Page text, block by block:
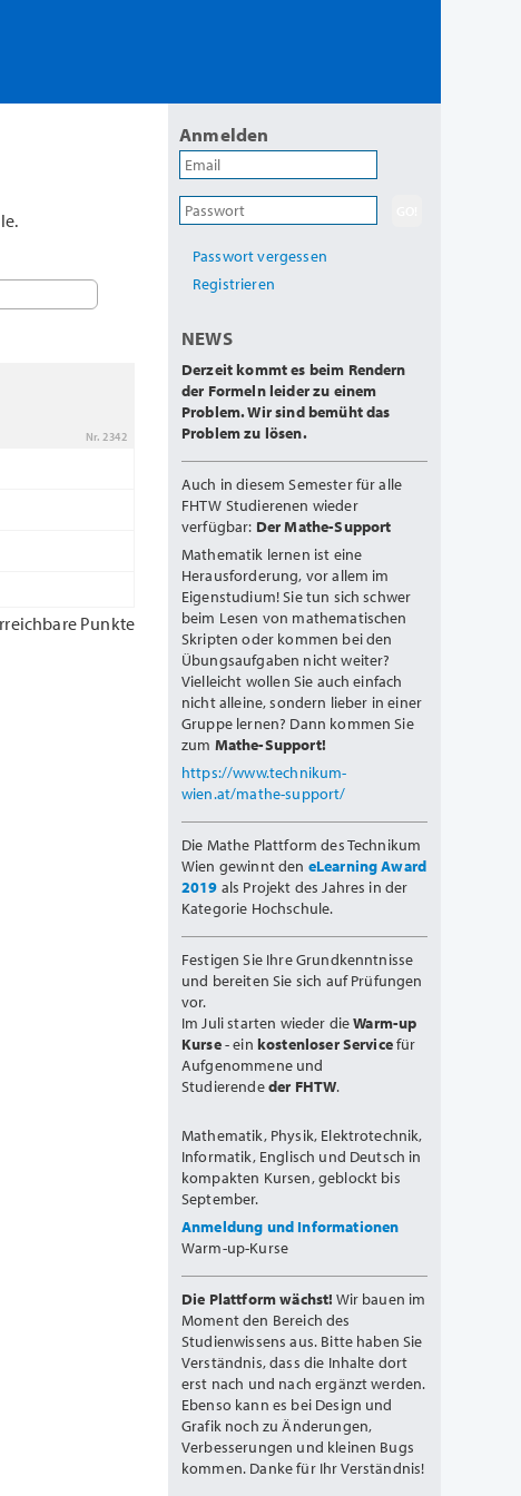
Nr. 2342
Punkte
Anmelden
Passwort vergessen
Registrieren
NEWS
Derzeit kommt es beim Rendern
der Formeln leider zu einem
Problem. Wir sind bemüht das
Problem zu lösen.
Auch in diesem Semester für alle
FHTW Studierenen wieder
verfügbar: Der Mathe-Support
Mathematik lernen ist eine
Herausforderung, vor allem im
Eigenstudium! Sie tun sich schwer
beim Lesen von mathematischen
Skripten oder kommen bei den
Übungsaufgaben nicht weiter?
Vielleicht wollen Sie auch einfach
nicht alleine, sondern lieber in einer
Gruppe lernen? Dann kommen Sie
zum Mathe-Support!
https://www.technikum-
wien.at/mathe-support/
Die Mathe Plattform des Technikum
Wien gewinnt den eLearning Award
2019 als Projekt des Jahres in der
Kategorie Hochschule.
Festigen Sie Ihre Grundkenntnisse
und bereiten Sie sich auf Prüfungen
vor.
Im Juli starten wieder dieWarm-up
Kurse- ein kostenloser Servicefür
Aufgenommene und
Studierendeder FHTW.
Mathematik, Physik, Elektrotechnik,
Informatik, Englisch und Deutsch in
kompakten Kursen, geblockt bis
September.
Anmeldung und Informationen
Warm-up-Kurse
Die Plattform wächst! Wir bauen im
Moment den Bereich des
Studienwissens aus. Bitte haben Sie
Verständnis, dass die Inhalte dort
erst nach und nach ergänzt werden.
Ebenso kann es bei Design und
Grafik noch zu Änderungen,
Verbesserungen und kleinen Bugs
kommen. Danke für Ihr Verständnis!